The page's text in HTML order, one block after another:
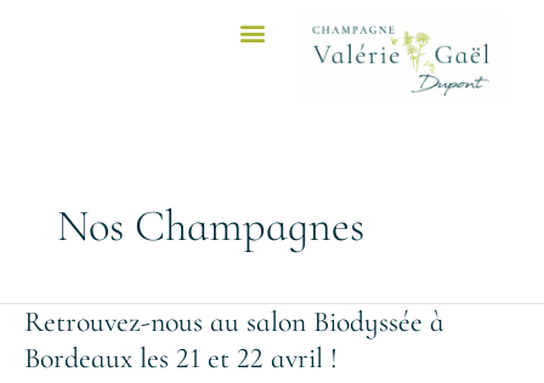
Nos Champagnes
Retrouvez-nous au salon Biodyssée à
Bordeaux les 21 et 22 avril !
Retrouvez-
nous